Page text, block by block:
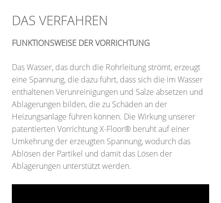
DAS VERFAHREN
FUNKTIONSWEISE DER VORRICHTUNG
Das Wasser, das durch die Rohrleitung strömt, erzeugt
eine Spannung, die dazu führt, dass sich die im Wasser
enthaltenen Verunreinigungen und Salze absetzen und
Ablagerungen bilden, die zu Schäden an der
Heizungsanlage führen können. Die Wirkung unserer
patentierten Vorrichtung X-Floor® beruht auf einer
Umkehrung der erzeugten Spannung, wodurch das
Ablösen der Partikel und damit das Lösen der
Ablagerungen unterstützt werden.